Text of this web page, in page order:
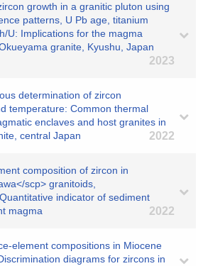
growth in a granitic pluton using
patterns, U Pb age, titanium
U: Implications for the magma
granite, Kyushu, Japan
2023
determination of zircon
temperature: Common thermal
enclaves and host granites in
central Japan
2022
composition of zircon in
scp> granitoids,
indicator of sediment
magma
2022
compositions in Miocene
diagrams for zircons in